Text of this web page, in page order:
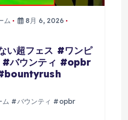
ム
8月 6, 2026
い超フェス #ワンピ
#バウンティ #opbr
ム #バウンティ #opbr